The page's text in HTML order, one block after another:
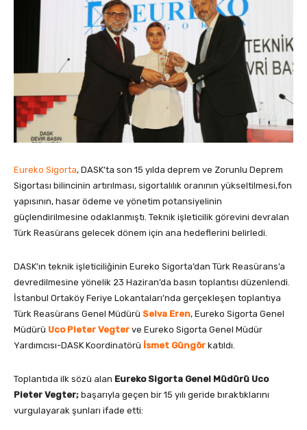
Eureko Sigorta, DASK’ta son 15 yılda deprem ve Zorunlu Deprem
Sigortası bilincinin artırılması, sigortalılık oranının yükseltilmesi,fon
yapısının, hasar ödeme ve yönetim potansiyelinin
güçlendirilmesine odaklanmıştı. Teknik işleticilik görevini devralan
Türk Reasürans gelecek dönem için ana hedeflerini belirledi.
DASK’ın teknik işleticiliğinin Eureko Sigorta’dan Türk Reasürans’a
devredilmesine yönelik 23 Haziran’da basın toplantısı düzenlendi.
İstanbul Ortaköy Feriye Lokantaları’nda gerçekleşen toplantıya
Türk Reasürans Genel Müdürü Selva Eren, Eureko Sigorta Genel
Müdürü Uco Pieter Vegter ve Eureko Sigorta Genel Müdür
Yardımcısı-DASK Koordinatörü İsmet Güngör katıldı.
Toplantıda ilk sözü alan Eureko Sigorta Genel Müdürü Uco
Pieter Vegter; başarıyla geçen bir 15 yılı geride bıraktıklarını
vurgulayarak şunları ifade etti: